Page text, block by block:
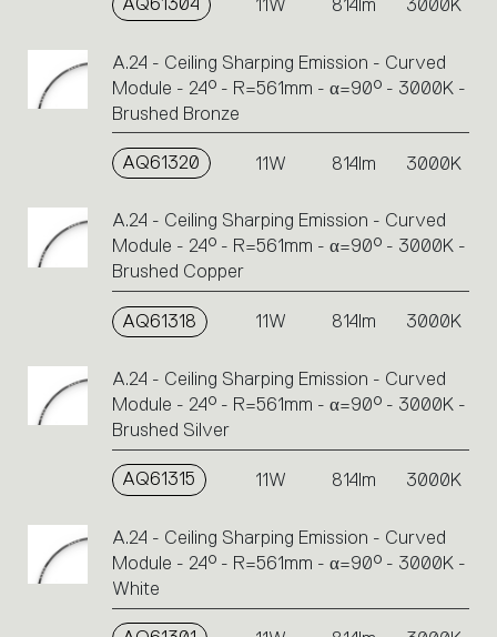
11W 814lm 3000K
A.24 - Ceiling Sharping Emission - Curved
Module - 24° - R=561mm - α=90° - 3000K -
Brushed Bronze
AQ61320 11W 814lm 3000K
A.24 - Ceiling Sharping Emission - Curved
Module - 24° - R=561mm - α=90° - 3000K -
Brushed Copper
AQ61318 11W 814lm 3000K
A.24 - Ceiling Sharping Emission - Curved
Module - 24° - R=561mm - α=90° - 3000K -
Brushed Silver
AQ61315 11W 814lm 3000K
A.24 - Ceiling Sharping Emission - Curved
Module - 24° - R=561mm - α=90° - 3000K -
White